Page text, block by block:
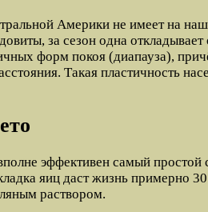
Америки не имеет на
за сезон одна
форм покоя (диапауза),
Такая пластичность
эффективен самый
яиц даст жизнь примерно
раствором.